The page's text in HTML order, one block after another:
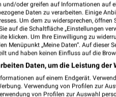
21,5 km
und/oder greifen auf Informationen auf
Daten zu verarbeiten. Einige
Um dem zu widersprechen, öffnen
auf die Schaltfläche „Einstellungen
klicken. Um Ihre Einwilligung zu
Menüpunkt „Meine Daten“. Auf
und haben keinen Einfluss auf die
Daten, um die Leistung
auf einem Endgerät.
Verwendung von Profilen zur
von Profilen zur Auswahl